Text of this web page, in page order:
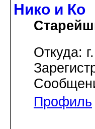
Нико и Ко
Откуда:
Профиль